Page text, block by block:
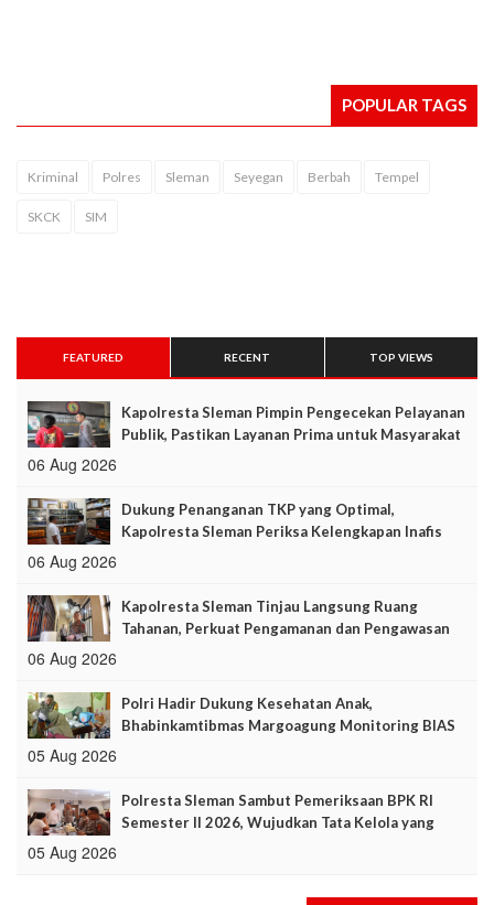
POPULAR TAGS
Kriminal Polres Sleman Seyegan Berbah Tempel
SKCK SIM
FEATURED RECENT TOP VIEWS
Kapolresta Sleman Pimpin Pengecekan Pelayanan
Publik, Pastikan Layanan Prima untuk Masyarakat
06 Aug 2026
Dukung Penanganan TKP yang Optimal,
Kapolresta Sleman Periksa Kelengkapan Inafis
06 Aug 2026
Kapolresta Sleman Tinjau Langsung Ruang
Tahanan, Perkuat Pengamanan dan Pengawasan
06 Aug 2026
Polri Hadir Dukung Kesehatan Anak,
Bhabinkamtibmas Margoagung Monitoring BIAS
05 Aug 2026
Polresta Sleman Sambut Pemeriksaan BPK RI
Semester II 2026, Wujudkan Tata Kelola yang
05 Aug 2026